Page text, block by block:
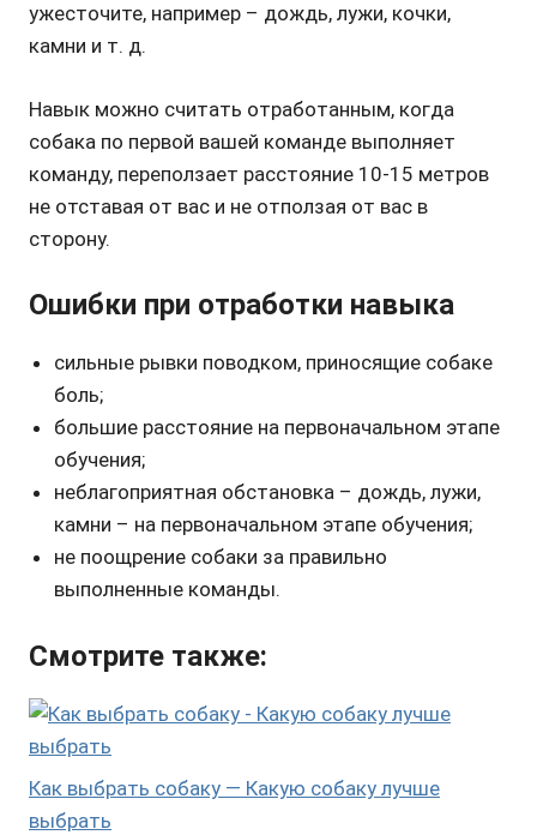
ужесточите, например – дождь, лужи, кочки,
камни и т. д.
Навык можно считать отработанным, когда
собака по первой вашей команде выполняет
команду, переползает расстояние 10-15 метров
не отставая от вас и не отползая от вас в
сторону.
Ошибки при отработки навыка
сильные рывки поводком, приносящие собаке
боль;
большие расстояние на первоначальном этапе
обучения;
неблагоприятная обстановка – дождь, лужи,
камни – на первоначальном этапе обучения;
не поощрение собаки за правильно
выполненные команды.
Смотрите также:
Как выбрать собаку — Какую собаку лучше
выбрать